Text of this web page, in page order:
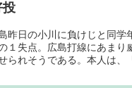
投
日の小川に負けじと同学
１失点。広島打線にあまり
れそうである。本人は、